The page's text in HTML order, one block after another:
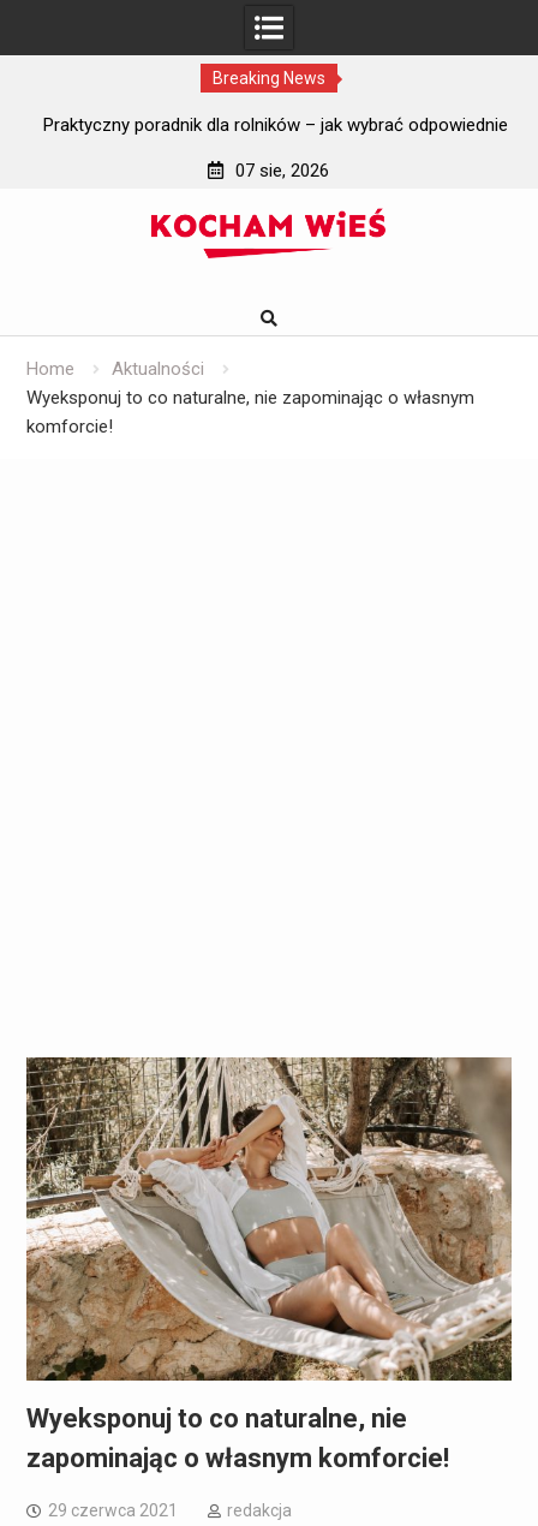
Breaking News
Praktyczny poradnik dla rolników – jak wybrać odpowiednie
07 sie, 2026
Home
Aktualności
Wyeksponuj to co naturalne, nie zapominając o własnym
komforcie!
Wyeksponuj to co naturalne, nie
zapominając o własnym komforcie!
29 czerwca 2021 redakcja